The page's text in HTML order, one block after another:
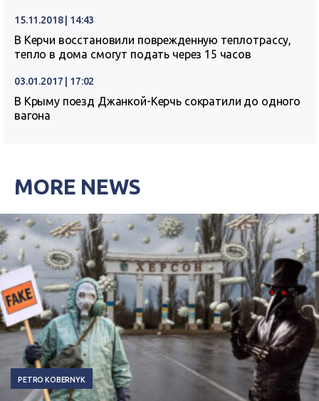
15.11.2018 | 14:43
В Керчи восстановили поврежденную теплотрассу,
тепло в дома смогут подать через 15 часов
03.01.2017 | 17:02
В Крыму поезд Джанкой-Керчь сократили до одного
вагона
MORE NEWS
PETRO KOBERNYK